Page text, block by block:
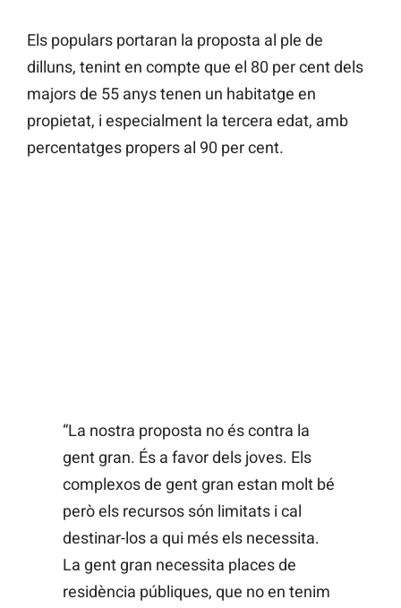
Els populars portaran la proposta al ple de
dilluns, tenint en compte que el 80 per cent dels
majors de 55 anys tenen un habitatge en
propietat, i especialment la tercera edat, amb
percentatges propers al 90 per cent.
“La nostra proposta no és contra la
gent gran. És a favor dels joves. Els
complexos de gent gran estan molt bé
però els recursos són limitats i cal
destinar-los a qui més els necessita.
La gent gran necessita places de
residència públiques, que no en tenim